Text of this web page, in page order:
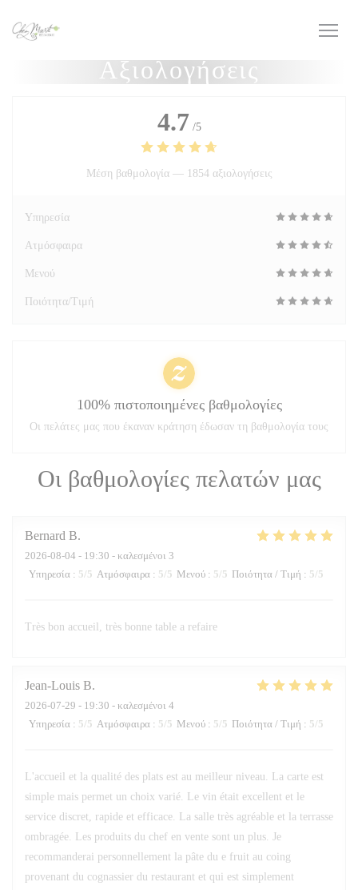
Αξιολογήσεις
Οι βαθμολογίες πελατών μας
Bernard B
2026-08-04 - 19:30 - καλεσμένοι 3
Υπηρεσία : 5/5 Ατμόσφαιρα : 5/5 Μενού : 5/5 Ποιότητα / Τιμή : 5/5
Très bon accueil, très bonne table a refaire
Jean-Louis B
2026-07-29 - 19:30 - καλεσμένοι 4
Υπηρεσία : 5/5 Ατμόσφαιρα : 5/5 Μενού : 5/5 Ποιότητα / Τιμή : 5/5
L'accueil et la qualité des plats est au meilleur niveau. La carte est
simple mais permet un choix varié. Le vin était excellent et le
service discret, rapide et efficace. La salle très agréable et la terrasse
ombragée. Les produits du chef en vente sont un plus. Je
recommanderai personnellement la pâte du e fruit au coing
provenant du cognassier du restaurant et qui est simplement
4.7 /5
Μέση βαθμολογία — 1854 αξιολογήσεις
Υπηρεσία
Ατμόσφαιρα
Μενού
Ποιότητα/Τιμή
100% πιστοποιημένες βαθμολογίες
Οι πελάτες μας που έκαναν κράτηση έδωσαν τη βαθμολογία τους